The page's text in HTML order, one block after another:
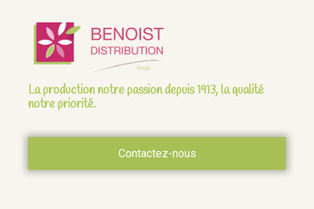
La production notre passion depuis 1913, la qualité
notre priorité.
Contactez-nous